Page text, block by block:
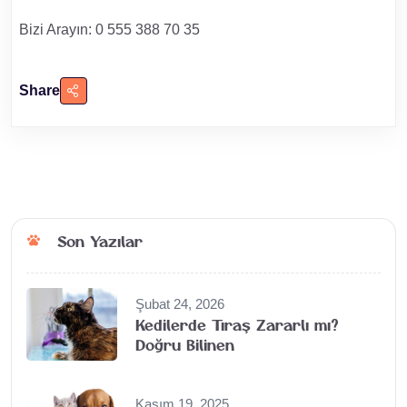
Bizi Arayın: 0 555 388 70 35
Share
Son Yazılar
Şubat 24, 2026
Kedilerde Tıraş Zararlı mı?
Doğru Bilinen